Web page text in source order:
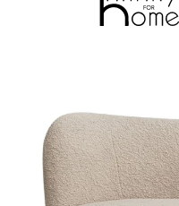
Masute auxiliare
Taburete și pufi
Masute de cafea
Canapele
Mobila dormitor